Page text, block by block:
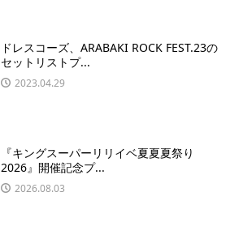
ドレスコーズ、ARABAKI ROCK FEST.23の
セットリストプ...
2023.04.29
『キングスーパーリリイベ夏夏夏祭り
2026』開催記念プ...
2026.08.03